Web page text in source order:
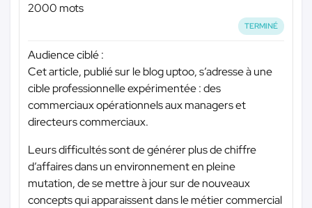
2000 mots
TERMINÉ
Audience ciblé :
Cet article, publié sur le blog uptoo, s’adresse à une
cible professionnelle expérimentée : des
commerciaux opérationnels aux managers et
directeurs commerciaux.
Leurs difficultés sont de générer plus de chiffre
d’affaires dans un environnement en pleine
mutation, de se mettre à jour sur de nouveaux
concepts qui apparaissent dans le métier commercial